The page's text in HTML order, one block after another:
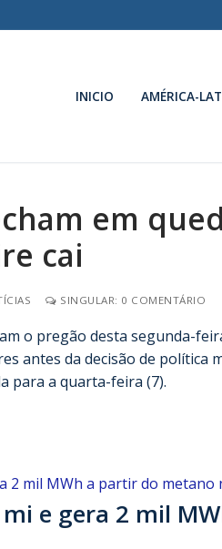
INICIO AMÉRICA-
em
cai
SINGULAR: 0 COMENTÁRIO
o pregão desta segunda-
antes da decisão de política
para a quarta-feira (7).
mi e gera 2 mil